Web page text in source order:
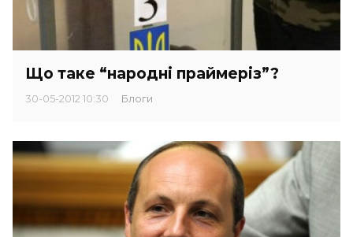
Що таке “народні праймеріз”?
30-05-2012 10:30 Блоги